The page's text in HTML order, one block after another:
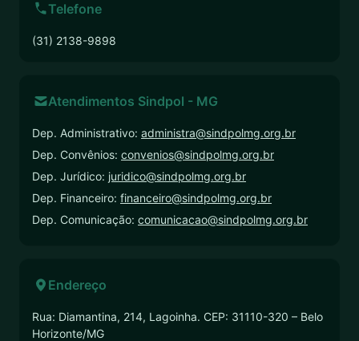
Telefone
(31) 2138-9898
Atendimentos Sindpol - MG
Dep. Administrativo: administra@sindpolmg.org.br
Dep. Convênios: convenios@sindpolmg.org.br
Dep. Jurídico: juridico@sindpolmg.org.br
Dep. Financeiro: financeiro@sindpolmg.org.br
Dep. Comunicação: comunicacao@sindpolmg.org.br
Endereço
Rua: Diamantina, 214, Lagoinha. CEP: 31110-320 – Belo
Horizonte/MG